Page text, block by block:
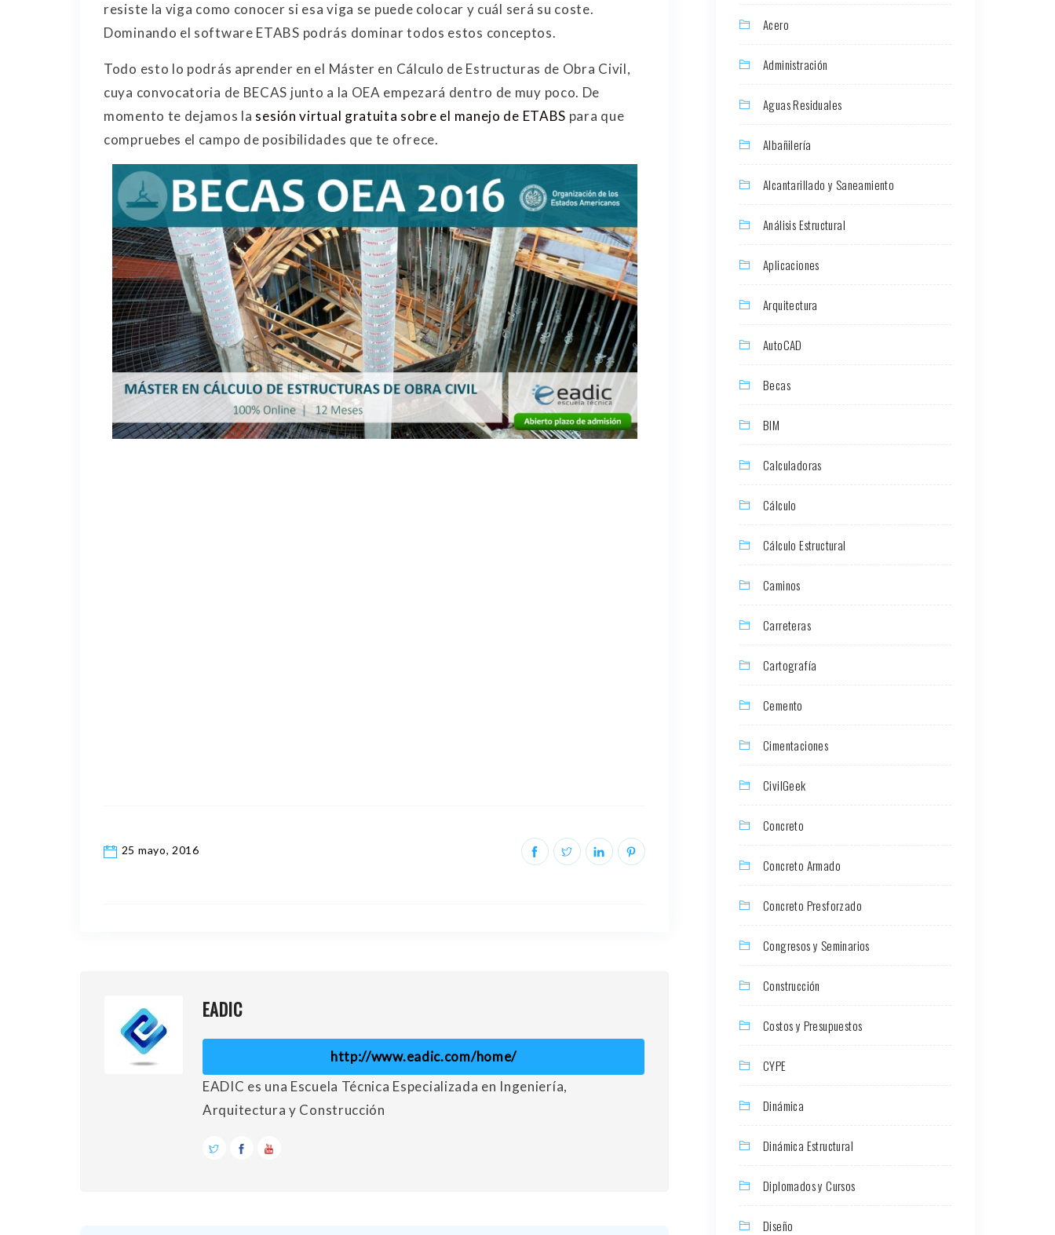
resiste la viga como conocer si esa viga se puede colocar y cuál será su coste.
Dominando el software ETABS podrás dominar todos estos conceptos.
Todo esto lo podrás aprender en el Máster en Cálculo de Estructuras de Obra Civil,
cuya convocatoria de BECAS junto a la OEA empezará dentro de muy poco. De
momento te dejamos la sesión virtual gratuita sobre el manejo de ETABS para que
compruebes el campo de posibilidades que te ofrece.
25 mayo, 2016
EADIC
http://www.eadic.com/home/
EADIC es una Escuela Técnica Especializada en Ingeniería,
Arquitectura y Construcción
Acero
Administración
Aguas Residuales
Albañilería
Alcantarillado y Saneamiento
Análisis Estructural
Aplicaciones
Arquitectura
AutoCAD
Becas
BIM
Calculadoras
Cálculo
Cálculo Estructural
Caminos
Carreteras
Cartografía
Cemento
Cimentaciones
CivilGeek
Concreto
Concreto Armado
Concreto Presforzado
Congresos y Seminarios
Construcción
Costos y Presupuestos
CYPE
Dinámica
Dinámica Estructural
Diplomados y Cursos
Diseño